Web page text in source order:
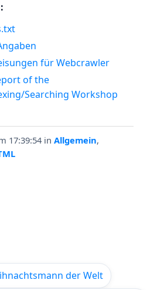
für Webcrawler
of the
Searching Workshop
17:39:54 in Allgemein,
der Welt